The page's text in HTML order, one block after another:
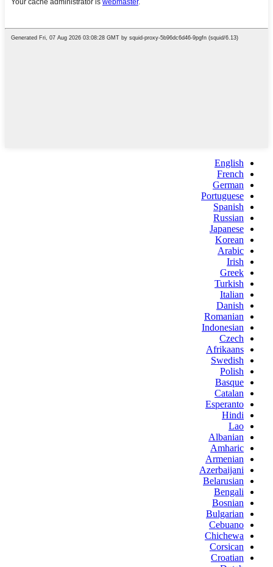
English
French
German
Portuguese
Spanish
Russian
Japanese
Korean
Arabic
Irish
Greek
Turkish
Italian
Danish
Romanian
Indonesian
Czech
Afrikaans
Swedish
Polish
Basque
Catalan
Esperanto
Hindi
Lao
Albanian
Amharic
Armenian
Azerbaijani
Belarusian
Bengali
Bosnian
Bulgarian
Cebuano
Chichewa
Corsican
Croatian